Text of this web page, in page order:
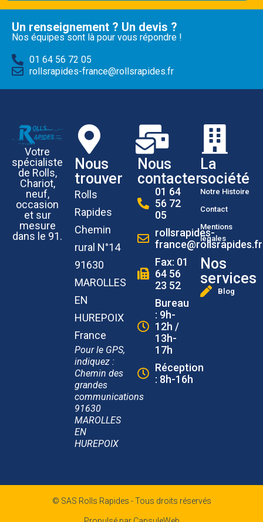
Un renseignement ? Un devis ?
Nos équipes sont là pour vous répondre !
01 64 56 72 05
rollsrapides-france@rollsrapides.fr
Votre
spécialiste
de Rolls,
Chariot,
neuf,
occasion
et sur
mesure
dans le 91.
Nous
trouver
Rolls
Rapides
Chemin
rural N°14
91630
MAROLLES
EN
HUREPOIX
France
Pour le GPS,
indiquez :
Chemin des
grandes
communications
91630
MAROLLES
EN
HUREPOIX
Nous
contacter
01 64
56 72
05
rollsrapides-
france@rollsrapides.fr
Fax: 01
64 56
23 52
Bureau
: 9h-
12h /
13h-
17h
Réception
: 8h-16h
La
société
Notre Histoire
Contact
Mentions
légales
Nos
services
Blog
© SAS Rolls Rapides - Tous droits réservés